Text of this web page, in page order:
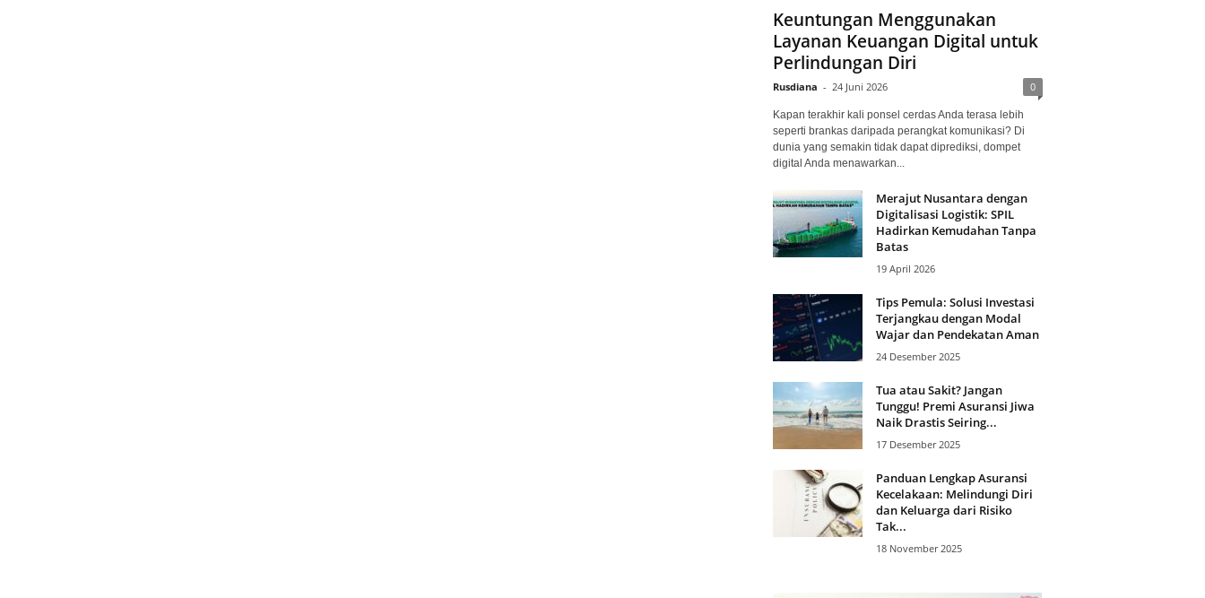
Keuntungan Menggunakan
Layanan Keuangan Digital untuk
Perlindungan Diri
Rusdiana - 24 Juni 2026 0
Kapan terakhir kali ponsel cerdas Anda terasa lebih
seperti brankas daripada perangkat komunikasi? Di
dunia yang semakin tidak dapat diprediksi, dompet
digital Anda menawarkan...
Merajut Nusantara dengan
Digitalisasi Logistik: SPIL
Hadirkan Kemudahan Tanpa
Batas
19 April 2026
Tips Pemula: Solusi Investasi
Terjangkau dengan Modal
Wajar dan Pendekatan Aman
24 Desember 2025
Tua atau Sakit? Jangan
Tunggu! Premi Asuransi Jiwa
Naik Drastis Seiring...
17 Desember 2025
Panduan Lengkap Asuransi
Kecelakaan: Melindungi Diri
dan Keluarga dari Risiko
Tak...
18 November 2025